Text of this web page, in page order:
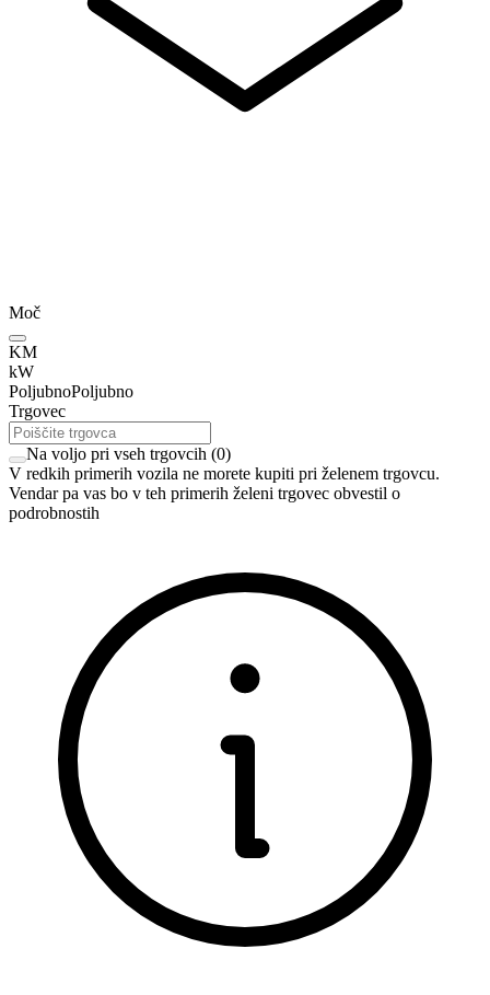
Moč
KM
kW
PoljubnoPoljubno
Trgovec
Na voljo pri vseh trgovcih (0)
V redkih primerih vozila ne morete kupiti pri želenem trgovcu.
Vendar pa vas bo v teh primerih želeni trgovec obvestil o
podrobnostih